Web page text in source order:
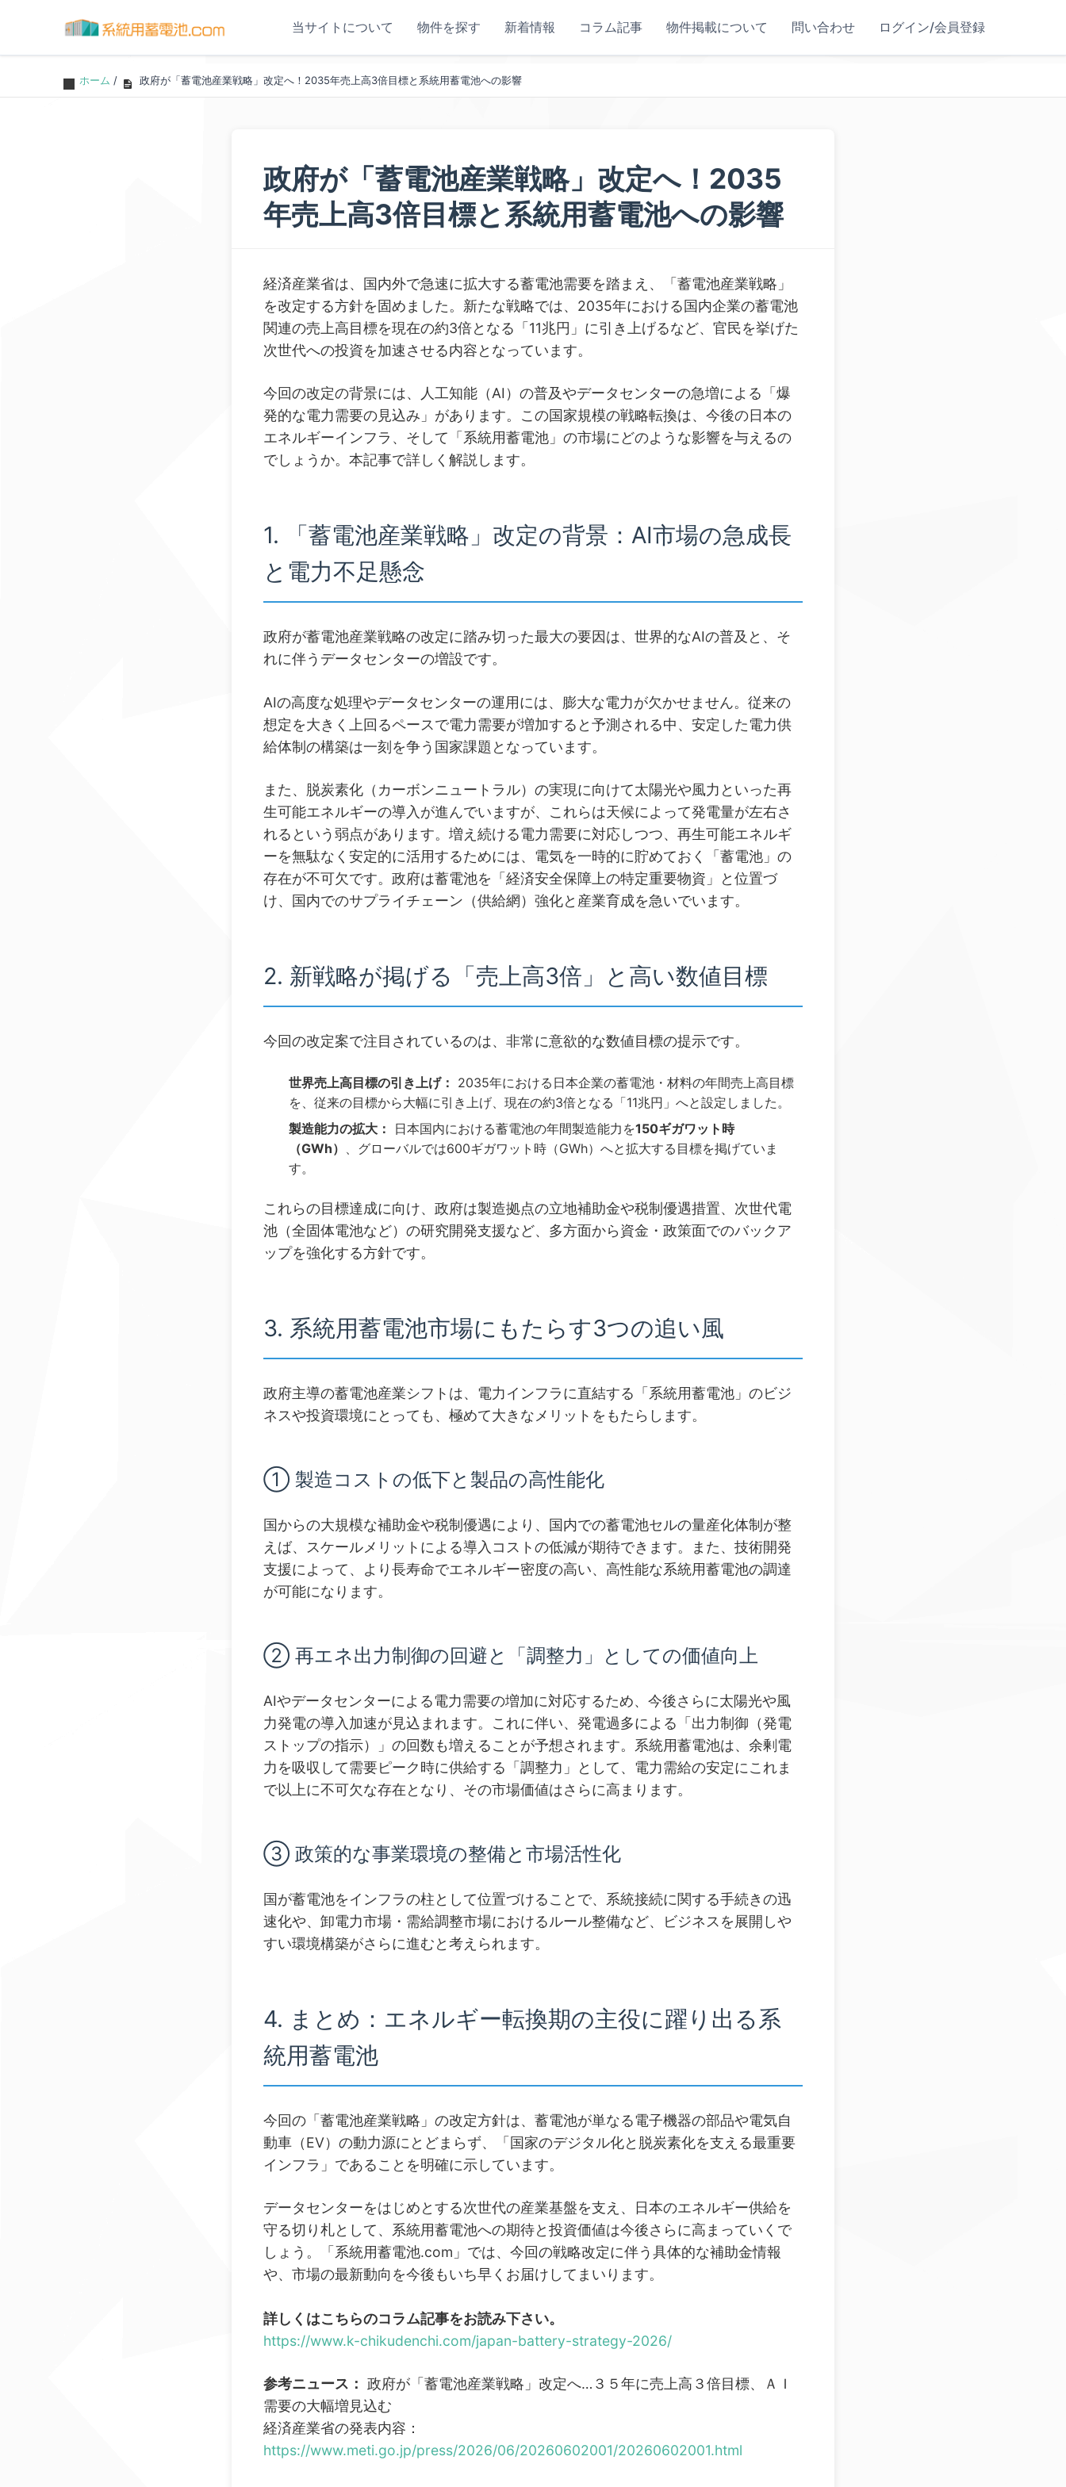
当サイトについて 物件を探す 新着情報 コラム記事 物件掲載について 問い合わせ ログイン/会員登録
ホーム / 政府が「蓄電池産業戦略」改定へ！2035年売上高3倍目標と系統用蓄電池への影響
政府が「蓄電池産業戦略」改定へ！2035
年売上高3倍目標と系統用蓄電池への影響
経済産業省は、国内外で急速に拡大する蓄電池需要を踏まえ、「蓄電池産業戦略」
を改定する方針を固めました。新たな戦略では、2035年における国内企業の蓄電池
関連の売上高目標を現在の約3倍となる「11兆円」に引き上げるなど、官民を挙げた
次世代への投資を加速させる内容となっています。
今回の改定の背景には、人工知能（AI）の普及やデータセンターの急増による「爆
発的な電力需要の見込み」があります。この国家規模の戦略転換は、今後の日本の
エネルギーインフラ、そして「系統用蓄電池」の市場にどのような影響を与えるの
でしょうか。本記事で詳しく解説します。
1. 「蓄電池産業戦略」改定の背景：AI市場の急成長
と電力不足懸念
政府が蓄電池産業戦略の改定に踏み切った最大の要因は、世界的なAIの普及と、そ
れに伴うデータセンターの増設です。
AIの高度な処理やデータセンターの運用には、膨大な電力が欠かせません。従来の
想定を大きく上回るペースで電力需要が増加すると予測される中、安定した電力供
給体制の構築は一刻を争う国家課題となっています。
また、脱炭素化（カーボンニュートラル）の実現に向けて太陽光や風力といった再
生可能エネルギーの導入が進んでいますが、これらは天候によって発電量が左右さ
れるという弱点があります。増え続ける電力需要に対応しつつ、再生可能エネルギ
ーを無駄なく安定的に活用するためには、電気を一時的に貯めておく「蓄電池」の
存在が不可欠です。政府は蓄電池を「経済安全保障上の特定重要物資」と位置づ
け、国内でのサプライチェーン（供給網）強化と産業育成を急いでいます。
2. 新戦略が掲げる「売上高3倍」と高い数値目標
今回の改定案で注目されているのは、非常に意欲的な数値目標の提示です。
世界売上高目標の引き上げ： 2035年における日本企業の蓄電池・材料の年間売上高目標
を、従来の目標から大幅に引き上げ、現在の約3倍となる「11兆円」へと設定しました。
製造能力の拡大：
日本国内における蓄電池の年間製造能力を150ギガワット時
（GWh） 、グローバルでは600ギガワット時（GWh）へと拡大する目標を掲げていま
す。
これらの目標達成に向け、政府は製造拠点の立地補助金や税制優遇措置、次世代電
池（全固体電池など）の研究開発支援など、多方面から資金・政策面でのバックア
ップを強化する方針です。
3. 系統用蓄電池市場にもたらす3つの追い風
政府主導の蓄電池産業シフトは、電力インフラに直結する「系統用蓄電池」のビジ
ネスや投資環境にとっても、極めて大きなメリットをもたらします。
① 製造コストの低下と製品の高性能化
国からの大規模な補助金や税制優遇により、国内での蓄電池セルの量産化体制が整
えば、スケールメリットによる導入コストの低減が期待できます。また、技術開発
支援によって、より長寿命でエネルギー密度の高い、高性能な系統用蓄電池の調達
が可能になります。
② 再エネ出力制御の回避と「調整力」としての価値向上
AIやデータセンターによる電力需要の増加に対応するため、今後さらに太陽光や風
力発電の導入加速が見込まれます。これに伴い、発電過多による「出力制御（発電
ストップの指示）」の回数も増えることが予想されます。系統用蓄電池は、余剰電
力を吸収して需要ピーク時に供給する「調整力」として、電力需給の安定にこれま
で以上に不可欠な存在となり、その市場価値はさらに高まります。
③ 政策的な事業環境の整備と市場活性化
国が蓄電池をインフラの柱として位置づけることで、系統接続に関する手続きの迅
速化や、卸電力市場・需給調整市場におけるルール整備など、ビジネスを展開しや
すい環境構築がさらに進むと考えられます。
4. まとめ：エネルギー転換期の主役に躍り出る系
統用蓄電池
今回の「蓄電池産業戦略」の改定方針は、蓄電池が単なる電子機器の部品や電気自
動車（EV）の動力源にとどまらず、「国家のデジタル化と脱炭素化を支える最重要
インフラ」であることを明確に示しています。
データセンターをはじめとする次世代の産業基盤を支え、日本のエネルギー供給を
守る切り札として、系統用蓄電池への期待と投資価値は今後さらに高まっていくで
しょう。「系統用蓄電池.com」では、今回の戦略改定に伴う具体的な補助金情報
や、市場の最新動向を今後もいち早くお届けしてまいります。
詳しくはこちらのコラム記事をお読み下さい。
https://www.k-chikudenchi.com/japan-battery-strategy-2026/
参考ニュース： 政府が「蓄電池産業戦略」改定へ…３５年に売上高３倍目標、ＡＩ
需要の大幅増見込む
経済産業省の発表内容：
https://www.meti.go.jp/press/2026/06/20260602001/20260602001.html